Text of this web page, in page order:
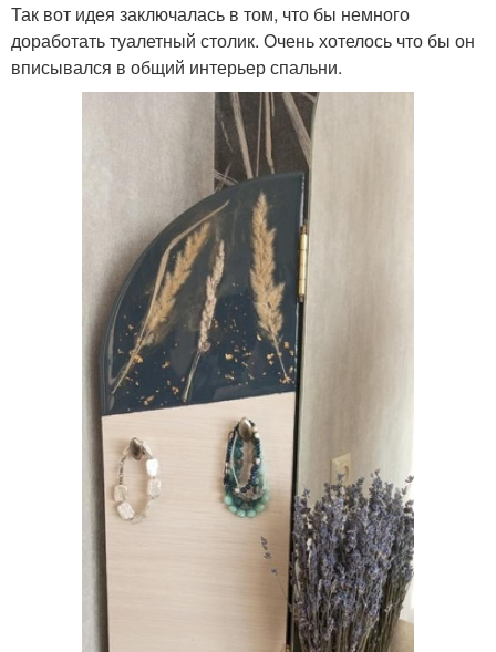
Так вот идея заключалась в том, что бы немного
доработать туалетный столик. Очень хотелось что бы он
вписывался в общий интерьер спальни.